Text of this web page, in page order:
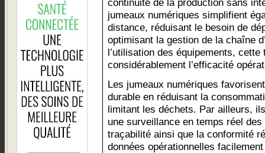
continuité de la production sans
jumeaux numériques simplifient
distance, réduisant le besoin de
optimisant la gestion de la chaîne
l’utilisation des équipements,
considérablement l’efficacité
Les jumeaux numériques
durable en réduisant la
limitant les déchets. Par ailleurs,
une surveillance en temps réel
traçabilité ainsi que la conformité
données opérationnelles